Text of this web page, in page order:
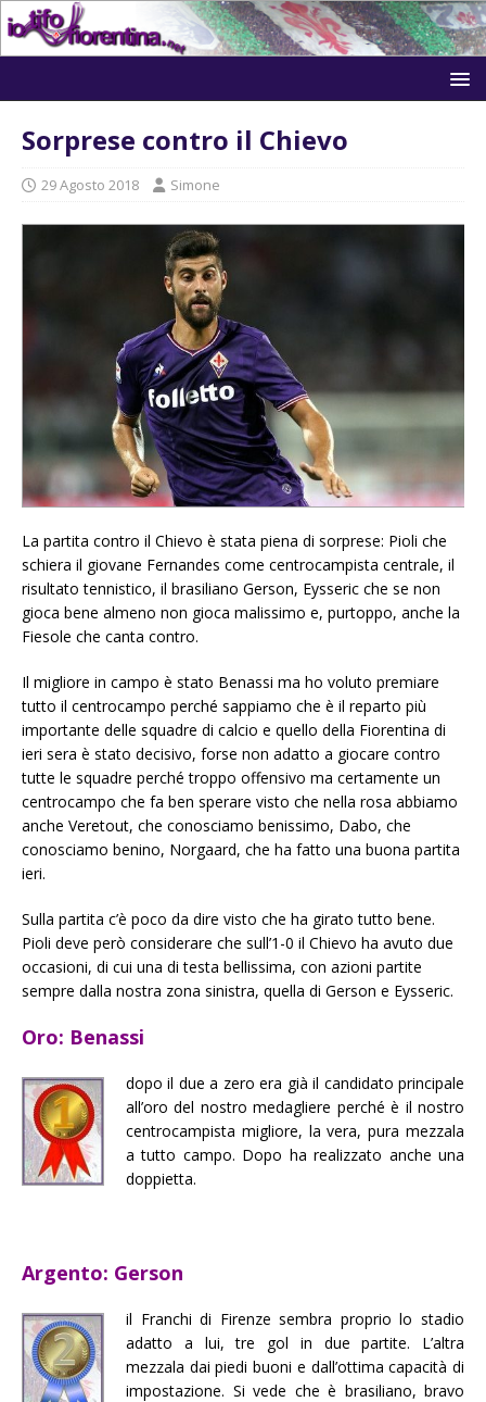
Sorprese contro il Chievo
29 Agosto 2018 Simone
La partita contro il Chievo è stata piena di sorprese: Pioli che
schiera il giovane Fernandes come centrocampista centrale, il
risultato tennistico, il brasiliano Gerson, Eysseric che se non
gioca bene almeno non gioca malissimo e, purtoppo, anche la
Fiesole che canta contro.
Il migliore in campo è stato Benassi ma ho voluto premiare
tutto il centrocampo perché sappiamo che è il reparto più
importante delle squadre di calcio e quello della Fiorentina di
ieri sera è stato decisivo, forse non adatto a giocare contro
tutte le squadre perché troppo offensivo ma certamente un
centrocampo che fa ben sperare visto che nella rosa abbiamo
anche Veretout, che conosciamo benissimo, Dabo, che
conosciamo benino, Norgaard, che ha fatto una buona partita
ieri.
Sulla partita c’è poco da dire visto che ha girato tutto bene.
Pioli deve però considerare che sull’1-0 il Chievo ha avuto due
occasioni, di cui una di testa bellissima, con azioni partite
sempre dalla nostra zona sinistra, quella di Gerson e Eysseric.
Oro: Benassi
dopo il due a zero era già il candidato principale
all’oro del nostro medagliere perché è il nostro
centrocampista migliore, la vera, pura mezzala
a tutto campo. Dopo ha realizzato anche una
doppietta.
Argento: Gerson
il Franchi di Firenze sembra proprio lo stadio
adatto a lui, tre gol in due partite. L’altra
mezzala dai piedi buoni e dall’ottima capacità di
impostazione. Si vede che è brasiliano, bravo